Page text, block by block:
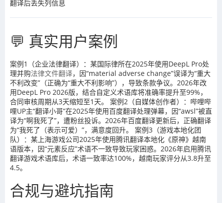
翻译后丢失列信息
💬 真实用户案例
案例1（企业法律翻译）：某国际律所在2025年使用DeepL Pro处
理并购法律文件翻译，因“material adverse change”误译为“重大
不利改变”（正确为“重大不利影响”），导致条款争议。2026年改
用DeepL Pro 2026版，结合自定义术语库将准确率提升至99%，
合同审核周期从3天缩短至1天。 案例2（自媒体创作者）：哔哩哔
哩UP主“翻译小哥”在2025年使用百度翻译处理弹幕，因“awsl”被直
译为“啊我死了”，遭粉丝投诉。2026年百度翻译更新后，正确翻译
为“我死了（表示可爱）”，满意度回升。 案例3（游戏本地化团
队）：某上海游戏公司2025年使用腾讯翻译本地化《原神》越南
语版本，因“元素反应”术语不一致导致玩家困惑。2026年启用腾讯
翻译游戏术语库后，术语一致率达100%，越南玩家评分从3.8升至
4.5。
合规与避坑指南